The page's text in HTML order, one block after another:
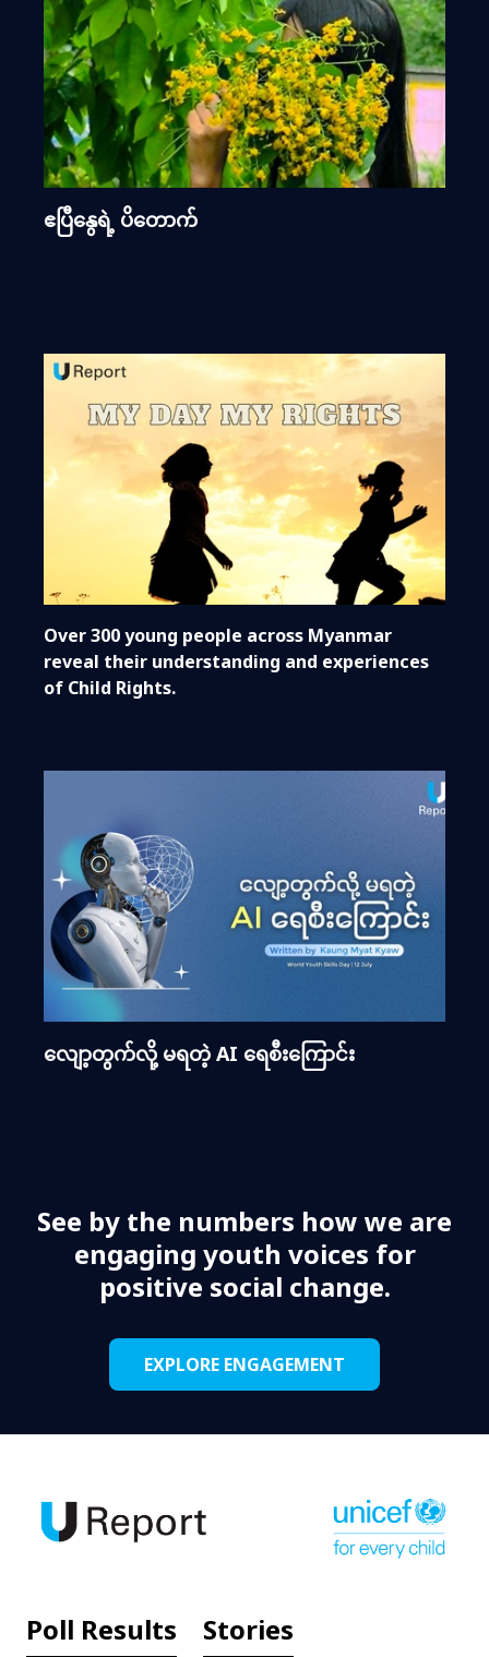
ဧပြီနွေရဲ့ ပိတောက်
Over 300 young people across Myanmar
reveal their understanding and experiences
of Child Rights.
လျော့တွက်လို့ မရတဲ့ AI ရေစီးကြောင်း
See by the numbers how we are
engaging youth voices for
positive social change.
EXPLORE ENGAGEMENT
Poll Results Stories